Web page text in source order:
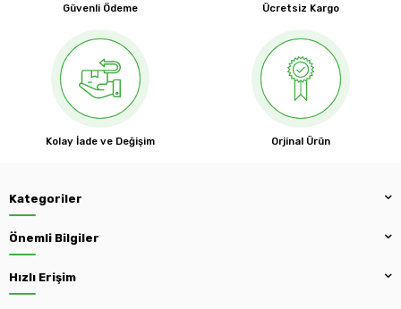
Güvenli Ödeme Ücretsiz Kargo
Kolay İade ve Değişim Orjinal Ürün
Kategoriler
Önemli Bilgiler
Hızlı Erişim